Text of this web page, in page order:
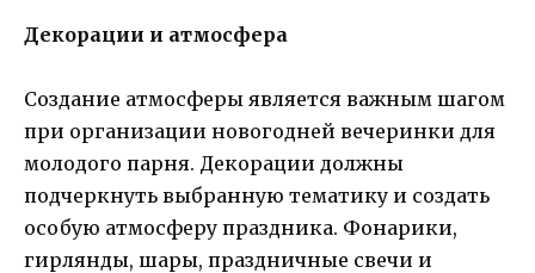
Декорации и атмосфера
Создание атмосферы является важным шагом
при организации новогодней вечеринки для
молодого парня. Декорации должны
подчеркнуть выбранную тематику и создать
особую атмосферу праздника. Фонарики,
гирлянды, шары, праздничные свечи и